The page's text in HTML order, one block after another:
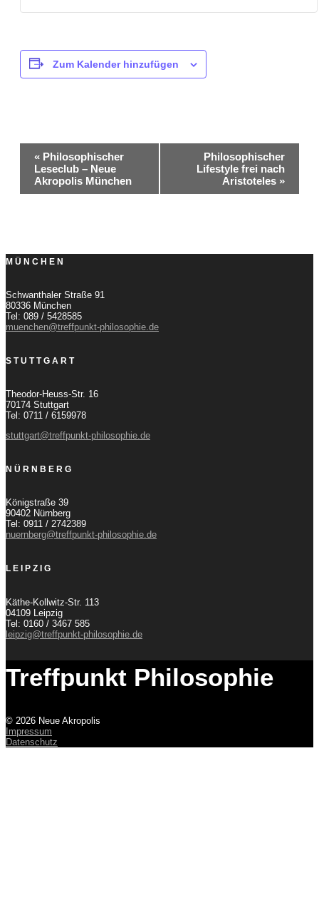
Zum Kalender hinzufügen
Veranstaltung-
Navigation
« Philosophischer
Leseclub – Neue
Akropolis München
Philosophischer
Lifestyle frei nach
Aristoteles »
MÜNCHEN
Schwanthaler Straße 91
80336 München
Tel: 089 / 5428585
muenchen@treffpunkt-philosophie.de
STUTTGART
Theodor-Heuss-Str. 16
70174 Stuttgart
Tel: 0711 / 6159978
stuttgart@treffpunkt-philosophie.de
NÜRNBERG
Königstraße 39
90402 Nürnberg
Tel: 0911 / 2742389
nuernberg@treffpunkt-philosophie.de
LEIPZIG
Käthe-Kollwitz-Str. 113
04109 Leipzig
Tel: 0160 / 3467 585
leipzig@treffpunkt-philosophie.de
Treffpunkt Philosophie
© 2026 Neue Akropolis
Impressum
Datenschutz